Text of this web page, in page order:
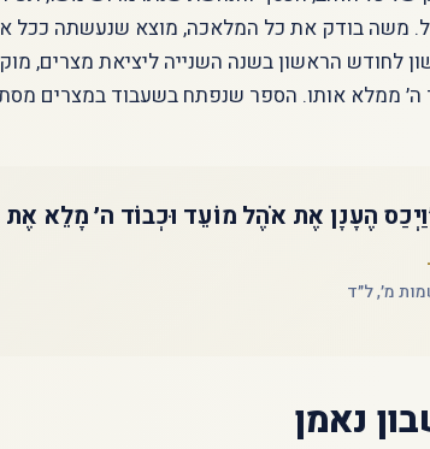
משה בודק את כל המלאכה, מוצא שנעשתה ככל
לחודש הראשון בשנה השנייה ליציאת מצרים,
ה׳ ממלא אותו. הספר שנפתח בשעבוד במצרים
הֶעָנָן אֶת אֹהֶל מוֹעֵד וּכְבוֹד ה׳ מָלֵא
מ׳, ל״ד
נאמן